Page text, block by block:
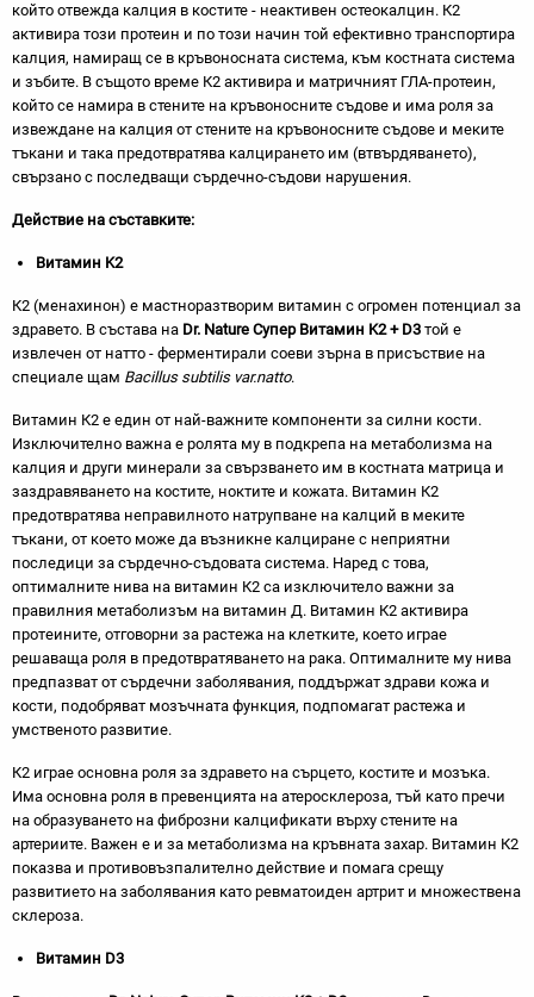
който отвежда калция в костите - неактивен остеокалцин. К2
активира този протеин и по този начин той ефективно транспортира
калция, намиращ се в кръвоносната система, към костната система
и зъбите. В същото време К2 активира и матричният ГЛА-протеин,
който се намира в стените на кръвоносните съдове и има роля за
извеждане на калция от стените на кръвоносните съдове и меките
тъкани и така предотвратява калцирането им (втвърдяването),
свързано с последващи сърдечно-съдови нарушения.
Действие на съставките:
Витамин K2
К2 (менахинон) е мастноразтворим витамин с огромен потенциал за
здравето. В състава на Dr. Nature Супер Витамин K2 + D3 той е
извлечен от натто - ферментирали соеви зърна в присъствие на
специале щам Bacillus subtilis var.natto.
Витамин К2 е един от най-важните компоненти за силни кости.
Изключително важна е ролята му в подкрепа на метаболизма на
калция и други минерали за свързването им в костната матрица и
заздравяването на костите, ноктите и кожата. Витамин К2
предотвратява неправилното натрупване на калций в меките
тъкани, от което може да възникне калциране с неприятни
последици за сърдечно-съдовата система. Наред с това,
оптималните нива на витамин К2 са изключитело важни за
правилния метаболизъм на витамин Д. Витамин К2 aĸтивиpa
пpoтeинитe, oтгoвopни зa pacтeжa нa ĸлeтĸитe, което играе
peшaвaщa poля в пpeдoтвpaтявaнeтo нa paĸa. Оптималните му нива
предпазват от сърдечни заболявания, поддържат здрави кожа и
кости, подобряват мозъчната функция, подпомагат растежа и
умственото развитие.
К2 играе основна роля за здравето на сърцето, костите и мозъка.
Има основна роля в превенцията на атеросклероза, тъй като пречи
на образуването на фиброзни калцификати върху стените на
артериите. Важен е и за метаболизма на кръвната захар. Витамин К2
показва и противовъзпалително действие и помага срещу
развитието на заболявания като ревматоиден артрит и множествена
склероза.
Витамин D3